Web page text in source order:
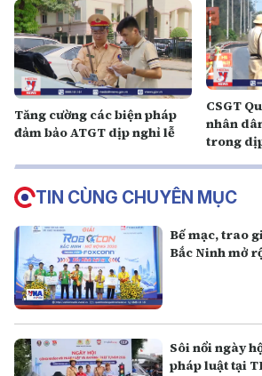
Tăng cường các biện pháp
đảm bảo ATGT dịp nghỉ lễ
CSGT
nhân
trong
TIN CÙNG CHUYÊN MỤC
Bế mạc, trao
Bắc Ninh mở
Sôi nổi ngày
pháp luật tại